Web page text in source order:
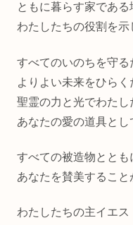
ともに暮らす家である
わたしたちの役割を示
すべてのいのちを守る
よりよい未来をひらく
聖霊の力と光でわたし
あなたの愛の道具とし
すべての被造物ととも
あなたを賛美すること
わたしたちの主イエス